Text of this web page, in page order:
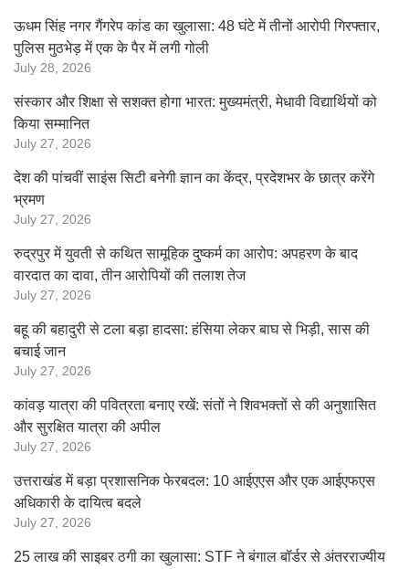
ऊधम सिंह नगर गैंगरेप कांड का खुलासा: 48 घंटे में तीनों आरोपी गिरफ्तार,
पुलिस मुठभेड़ में एक के पैर में लगी गोली
July 28, 2026
संस्कार और शिक्षा से सशक्त होगा भारत: मुख्यमंत्री, मेधावी विद्यार्थियों को
किया सम्मानित
July 27, 2026
देश की पांचवीं साइंस सिटी बनेगी ज्ञान का केंद्र, प्रदेशभर के छात्र करेंगे
भ्रमण
July 27, 2026
रुद्रपुर में युवती से कथित सामूहिक दुष्कर्म का आरोप: अपहरण के बाद
वारदात का दावा, तीन आरोपियों की तलाश तेज
July 27, 2026
बहू की बहादुरी से टला बड़ा हादसा: हंसिया लेकर बाघ से भिड़ी, सास की
बचाई जान
July 27, 2026
कांवड़ यात्रा की पवित्रता बनाए रखें: संतों ने शिवभक्तों से की अनुशासित
और सुरक्षित यात्रा की अपील
July 27, 2026
उत्तराखंड में बड़ा प्रशासनिक फेरबदल: 10 आईएएस और एक आईएफएस
अधिकारी के दायित्व बदले
July 27, 2026
25 लाख की साइबर ठगी का खुलासा: STF ने बंगाल बॉर्डर से अंतरराज्यीय